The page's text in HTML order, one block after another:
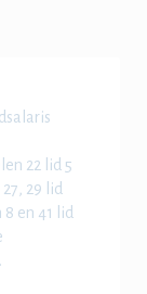
22 lid 5
29 lid
8 en 41 lid